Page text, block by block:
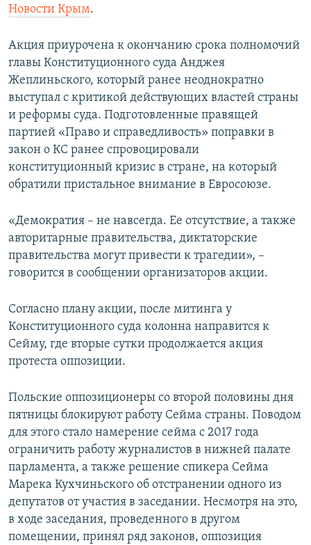
Новости Крым.
Акция приурочена к окончанию срока полномочий
главы Конституционного суда Анджея
Жеплиньского, который ранее неоднократно
выступал с критикой действующих властей страны
и реформы суда. Подготовленные правящей
партией «Право и справедливость» поправки в
закон о КС ранее спровоцировали
конституционный кризис в стране, на который
обратили пристальное внимание в Евросоюзе.
«Демократия – не навсегда. Ее отсутствие, а также
авторитарные правительства, диктаторские
правительства могут привести к трагедии», –
говорится в сообщении организаторов акции.
Согласно плану акции, после митинга у
Конституционного суда колонна направится к
Сейму, где вторые сутки продолжается акция
протеста оппозиции.
Польские оппозиционеры со второй половины дня
пятницы блокируют работу Сейма страны. Поводом
для этого стало намерение сейма с 2017 года
ограничить работу журналистов в нижней палате
парламента, а также решение спикера Сейма
Марека Кухчиньского об отстранении одного из
депутатов от участия в заседании. Несмотря на это,
в ходе заседания, проведенного в другом
помещении, принял ряд законов, оппозиция